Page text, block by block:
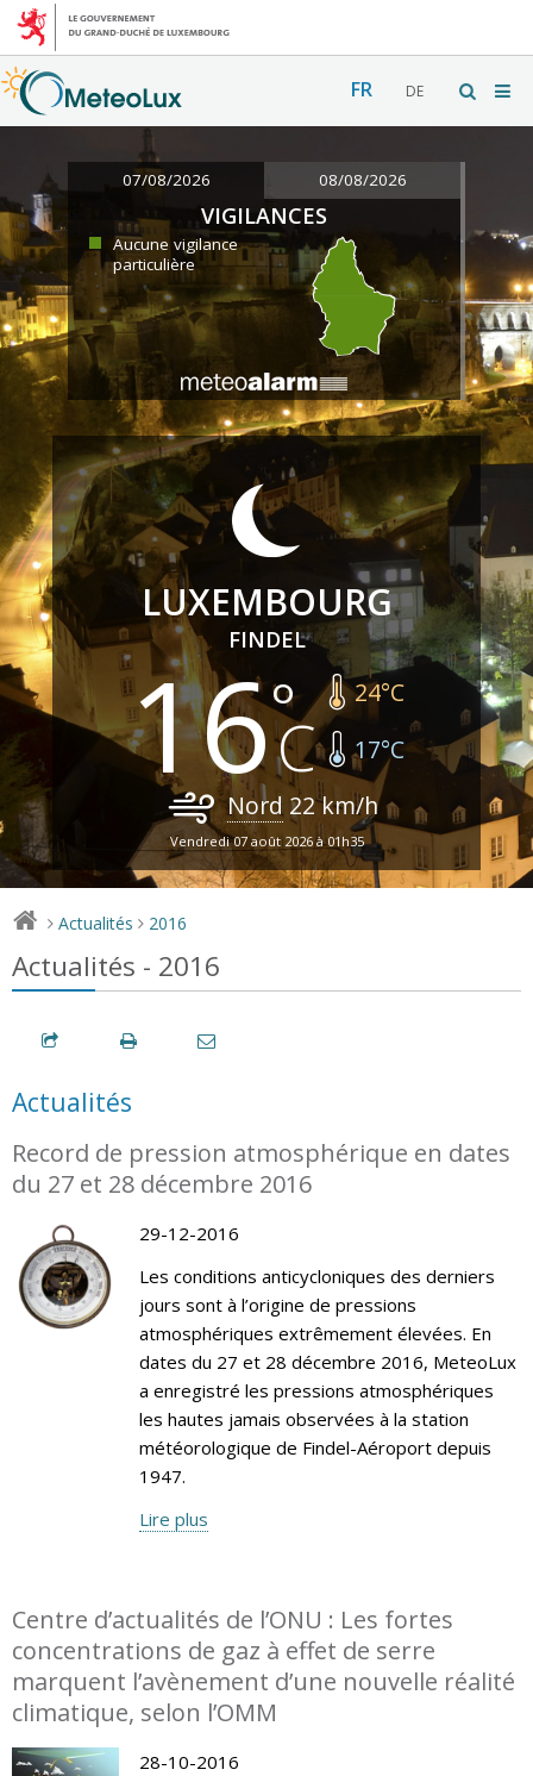
FR DE
07/08/2026 08/08/2026
VIGILANCES
Aucune vigilance
particulière
LUXEMBOURG
FINDEL
16 24°C
17°C
Nord 22km/h
Vendredi 07 août 2026 à 01h35
> Actualités > 2016
Actualités - 2016
Actualités
Record de pression atmosphérique en dates
du 27 et 28 décembre 2016
29-12-2016
Les conditions anticycloniques des derniers
jours sont à l’origine de pressions
atmosphériques extrêmement élevées. En
dates du 27 et 28 décembre 2016, MeteoLux
a enregistré les pressions atmosphériques
les hautes jamais observées à la station
météorologique de Findel-Aéroport depuis
1947.
Lire plus
Centre d’actualités de l’ONU : Les fortes
concentrations de gaz à effet de serre
marquent l’avènement d’une nouvelle réalité
climatique, selon l’OMM
28-10-2016